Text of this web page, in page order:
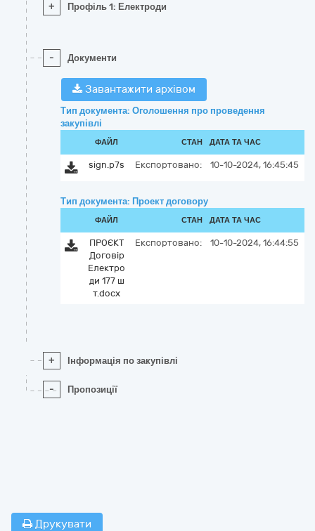
+ Профіль 1: Електроди
- Документи
Завантажити архівом
Тип документа: Оголошення про проведення
закупівлі
ФАЙЛ СТАН ДАТА ТА ЧАС
sign.p7s Експортовано: 10-10-2024, 16:45:45
Тип документа: Проект договору
ФАЙЛ СТАН ДАТА ТА ЧАС
ПРОЄКТ
Договір
Електро
ди 177 ш
т.docx
Експортовано: 10-10-2024, 16:44:55
+ Інформація по закупівлі
- Пропозиції
Друкувати